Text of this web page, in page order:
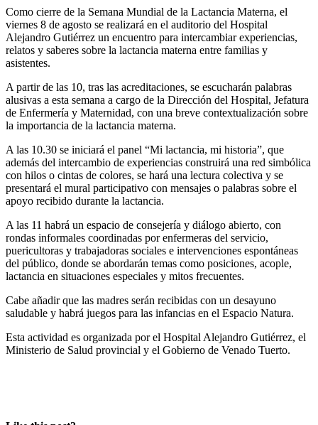
Como cierre de la Semana Mundial de la Lactancia Materna, el
viernes 8 de agosto se realizará en el auditorio del Hospital
Alejandro Gutiérrez un encuentro para intercambiar experiencias,
relatos y saberes sobre la lactancia materna entre familias y
asistentes.
A partir de las 10, tras las acreditaciones, se escucharán palabras
alusivas a esta semana a cargo de la Dirección del Hospital, Jefatura
de Enfermería y Maternidad, con una breve contextualización sobre
la importancia de la lactancia materna.
A las 10.30 se iniciará el panel “Mi lactancia, mi historia”, que
además del intercambio de experiencias construirá una red simbólica
con hilos o cintas de colores, se hará una lectura colectiva y se
presentará el mural participativo con mensajes o palabras sobre el
apoyo recibido durante la lactancia.
A las 11 habrá un espacio de consejería y diálogo abierto, con
rondas informales coordinadas por enfermeras del servicio,
puericultoras y trabajadoras sociales e intervenciones espontáneas
del público, donde se abordarán temas como posiciones, acople,
lactancia en situaciones especiales y mitos frecuentes.
Cabe añadir que las madres serán recibidas con un desayuno
saludable y habrá juegos para las infancias en el Espacio Natura.
Esta actividad es organizada por el Hospital Alejandro Gutiérrez, el
Ministerio de Salud provincial y el Gobierno de Venado Tuerto.